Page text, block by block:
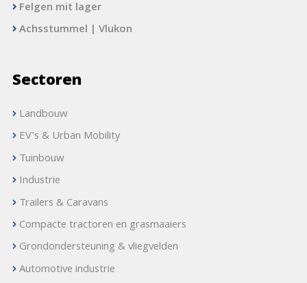
Felgen mit lager
Achsstummel | Vlukon
Sectoren
Landbouw
EV's & Urban Mobility
Tuinbouw
Industrie
Trailers & Caravans
Compacte tractoren en grasmaaiers
Grondondersteuning & vliegvelden
Automotive industrie